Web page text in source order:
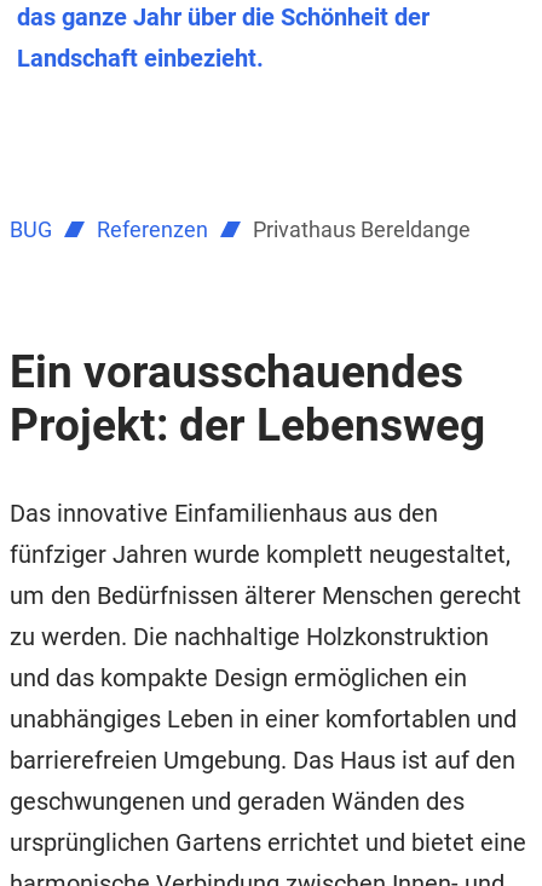
das ganze Jahr über die Schönheit der
Landschaft einbezieht.
BUG Referenzen Privathaus Bereldange
Ein vorausschauendes
Projekt: der Lebensweg
Das innovative Einfamilienhaus aus den
fünfziger Jahren wurde komplett neugestaltet,
um den Bedürfnissen älterer Menschen gerecht
zu werden. Die nachhaltige Holzkonstruktion
und das kompakte Design ermöglichen ein
unabhängiges Leben in einer komfortablen und
barrierefreien Umgebung. Das Haus ist auf den
geschwungenen und geraden Wänden des
ursprünglichen Gartens errichtet und bietet eine